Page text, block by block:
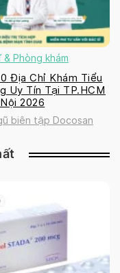
& Phòng khám
Địa Chỉ Khám Tiểu
Uy Tín Tại TP.HCM
2026
biên tập Docosan